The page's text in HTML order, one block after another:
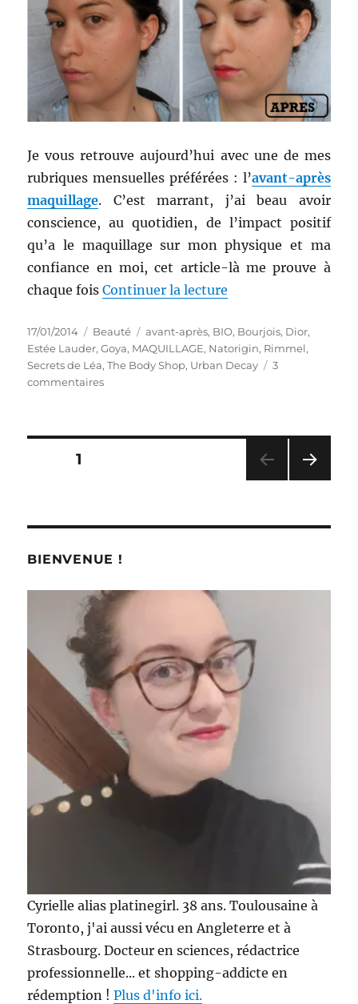
Je vous retrouve aujourd’hui avec une de mes
rubriques mensuelles préférées : l’avant-après
maquillage. C’est marrant, j’ai beau avoir
conscience, au quotidien, de l’impact positif
qu’a le maquillage sur mon physique et ma
confiance en moi, cet article-là me prouve à
chaque foisContinuer la lecture
Publié
le
17/01/2014 Catégories
Beauté Étiquettes
avant-après, BIO, Bourjois, Dior,
Estée Lauder,Goya, MAQUILLAGE, Natorigin, Rimmel,
Secrets de Léa,The Body Shop, Urban Decay
3
commentairessur
moins
20
Pagination
publications
PAGE1
ANT
BIENVENUE !
Cyrielle alias platinegirl. 38 ans. Toulousaine à
Toronto, j'ai aussi vécu en Angleterre et à
Strasbourg. Docteur en sciences, rédactrice
professionnelle... et shopping-addicte en
rédemption !Plus d'info ici.